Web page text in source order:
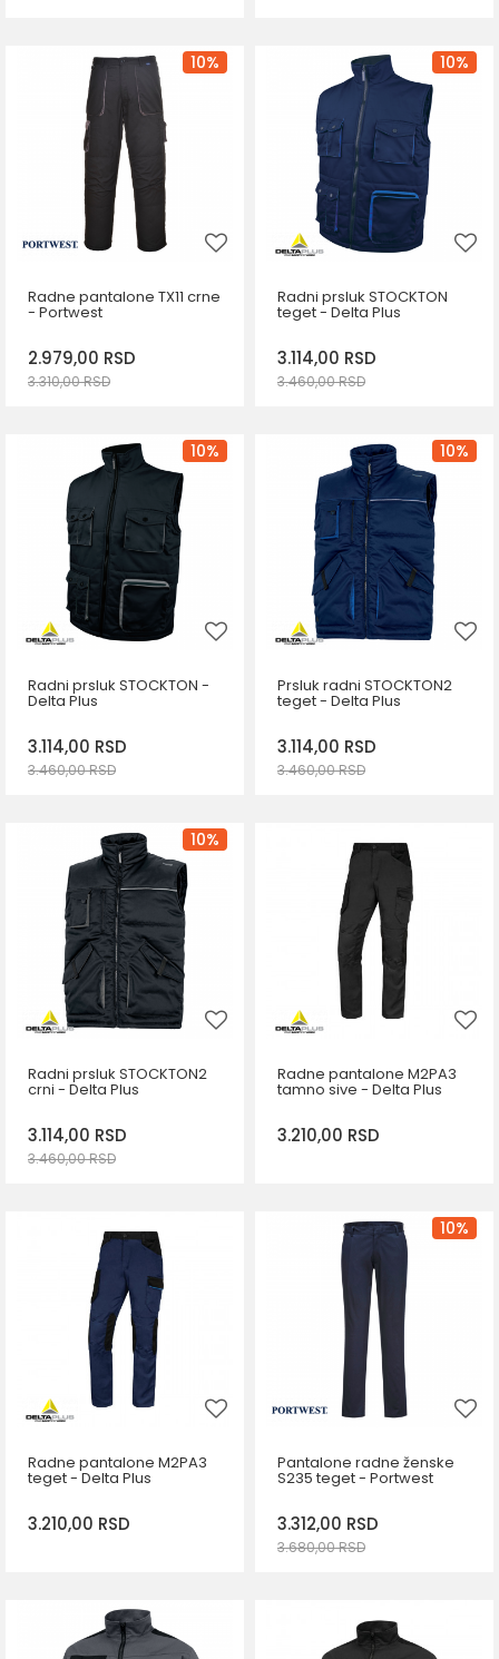
S
2XL
DODAJ U KORPU
3XL
DODAJ U KORPU
10%
Radne pantalone TX11 crne
- Portwest
2.979,00 RSD
3.310,00RSD
DODAJ U KORPU
10%
Radni prsluk STOCKTON
teget - Delta Plus
3.114,00 RSD
3.460,00RSD
M
3XL
DODAJ U KORPU
10%
Radni prsluk STOCKTON -
Delta Plus
3.114,00 RSD
3.460,00RSD
DODAJ U KORPU
10%
Prsluk radni STOCKTON2
teget - Delta Plus
3.114,00 RSD
3.460,00RSD
M
10%
Radni prsluk STOCKTON2
crni - Delta Plus
3.114,00 RSD
3.460,00RSD
M
Radne pantalone M2PA3
tamno sive - Delta Plus
3.210,00 RSD
3XL
DODAJ U KORPU
Radne pantalone M2PA3
teget - Delta Plus
3.210,00 RSD
XL
DODAJ U KORPU
10%
Pantalone radne ženske
S235 teget - Portwest
3.312,00 RSD
3.680,00RSD